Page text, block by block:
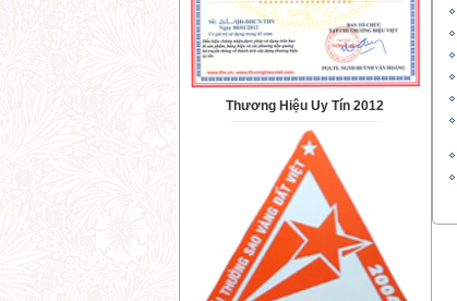
Thương Hiệu Uy Tín 2012